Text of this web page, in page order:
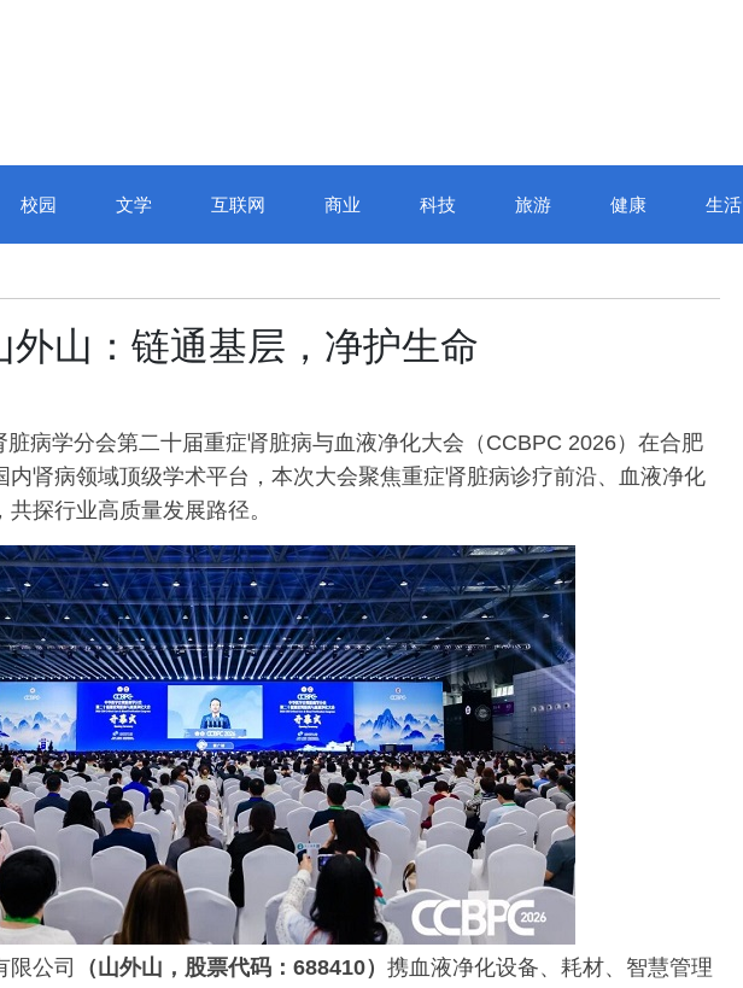
校园 文学 互联网 商业 科技 旅游 健康 生活
外山：链通基层，净护生命
病学分会第二十届重症肾脏病与血液净化大会（CCBPC 2026）在合肥
肾病领域顶级学术平台，本次大会聚焦重症肾脏病诊疗前沿、血液净化
探行业高质量发展路径。
公司 （山外山，股票代码：688410） 携血液净化设备、耗材、智慧管理